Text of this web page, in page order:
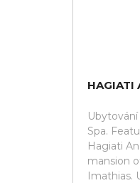
HAGIATI
Spa.
Hagiati
mansion
Imathias.